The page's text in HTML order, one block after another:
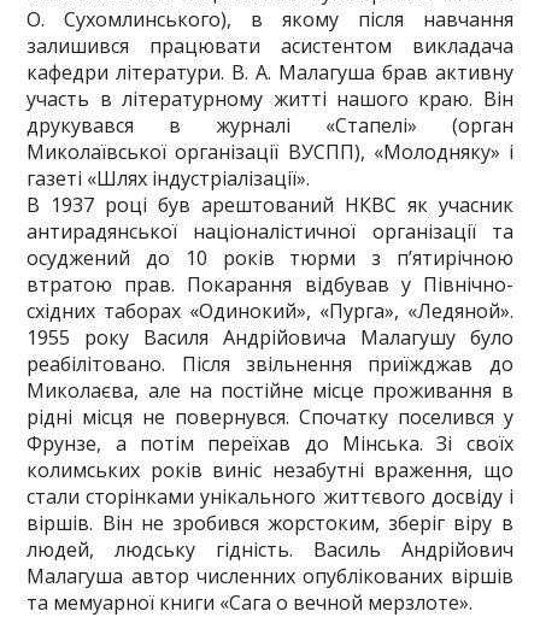
О. Сухомлинського), в якому після навчання
залишився працювати асистентом викладача
кафедри літератури. В. А. Малагуша брав активну
участь в літературному житті нашого краю. Він
друкувався в журналі «Стапелі» (орган
Миколаївської організації ВУСПП), «Молодняку» і
газеті «Шлях індустріалізації».
В 1937 році був арештований НКВС як учасник
антирадянської націоналістичної організації та
осуджений до 10 років тюрми з п’ятирічною
втратою прав. Покарання відбував у Північно-
східних таборах «Одинокий», «Пурга», «Ледяной».
1955 року Василя Андрійовича Малагушу було
реабілітовано. Після звільнення приїжджав до
Миколаєва, але на постійне місце проживання в
рідні місця не повернувся. Спочатку поселився у
Фрунзе, а потім переїхав до Мінська. Зі своїх
колимських років виніс незабутні враження, що
стали сторінками унікального життєвого досвіду і
віршів. Він не зробився жорстоким, зберіг віру в
людей, людську гідність. Василь Андрійович
Малагуша автор численних опублікованих віршів
та мемуарної книги «Сага о вечной мерзлоте».